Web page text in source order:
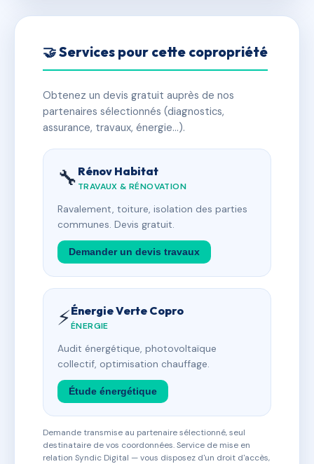
🤝 Services pour cette copropriété
Obtenez un devis gratuit auprès de nos
partenaires sélectionnés (diagnostics,
assurance, travaux, énergie…).
🔧 Rénov Habitat
TRAVAUX & RÉNOVATION
Ravalement, toiture, isolation des parties
communes. Devis gratuit.
Demander un devis travaux
⚡Énergie Verte Copro
ÉNERGIE
Audit énergétique, photovoltaïque
collectif, optimisation chauffage.
Étude énergétique
Demande transmise au partenaire sélectionné, seul
destinataire de vos coordonnées. Service de mise en
relation Syndic Digital — vous disposez d'un droit d'accès,